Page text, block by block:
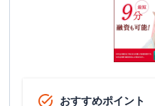
おすすめポイント